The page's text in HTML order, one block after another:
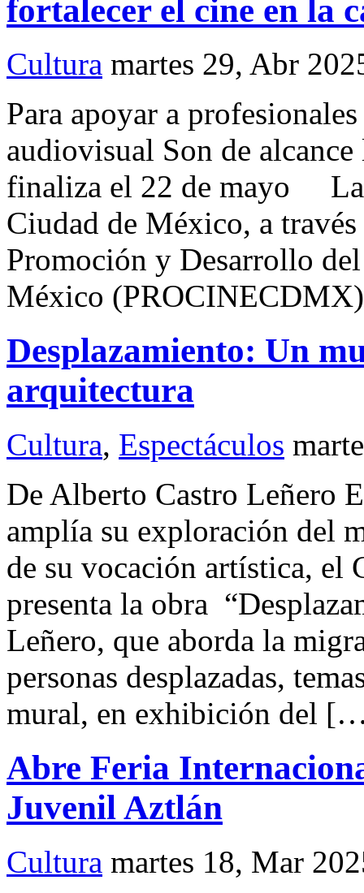
fortalecer el cine en la
Cultura martes 29, Abr
Para apoyar a
audiovisual Son de
finaliza el 22 de mayo La
Ciudad de México, a
Promoción y Desarrollo
México
Desplazamiento: Un
arquitectura
Cultura, Espectáculos
De Alberto Castro Leñero
amplía su exploración del
de su vocación artística, el
presenta la obra
Leñero, que aborda la
personas desplazadas,
mural, en exhibición del
Abre Feria
Juvenil Aztlán
Cultura martes 18, Mar